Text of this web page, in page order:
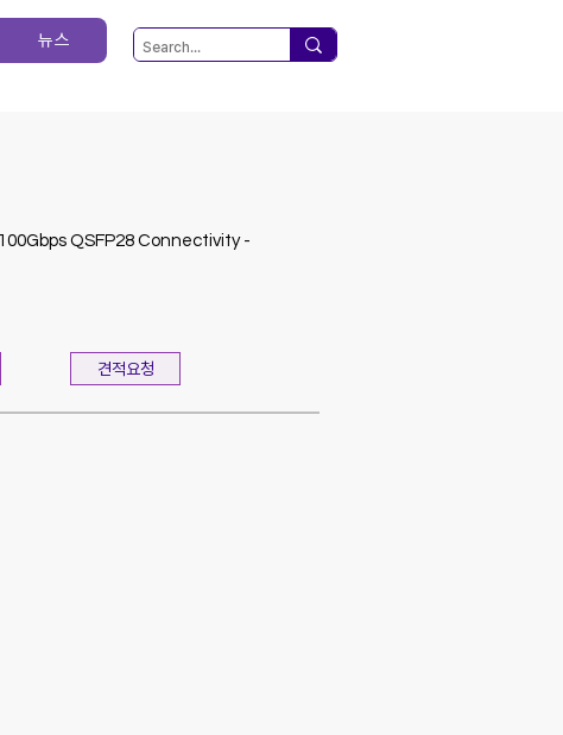
뉴스
QSFP28 Connectivity -
견적요청